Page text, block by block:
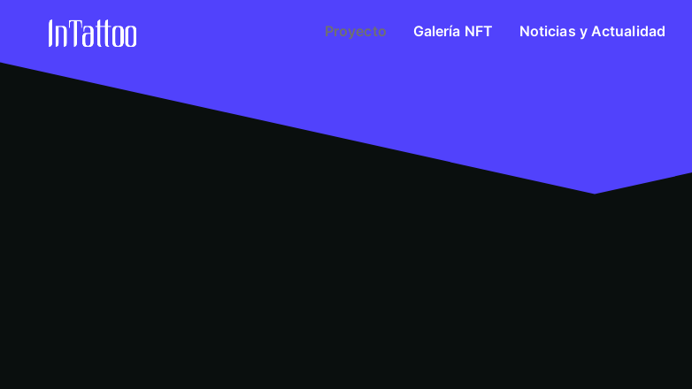
Proyecto Galería NFT Noticias y Actualidad